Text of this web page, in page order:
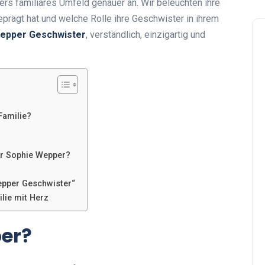
familiäres Umfeld genauer an. Wir beleuchten ihre
hat und welche Rolle ihre Geschwister in ihrem
Geschwister, verständlich, einzigartig und
Sophie Wepper?
Geschwister“
mit Herz